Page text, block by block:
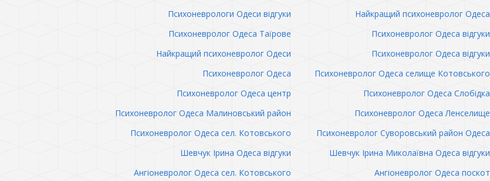
Психоневрологи Одеси відгуки
Найкращий психоневролог Одеса
Психоневролог Одеса Таїрове
Психоневролог Одеса відгуки
Найкращий психоневролог Одеси
Психоневролог Одеса відгуки
Психоневролог Одеса
Психоневролог Одеса селище Котовського
Психоневролог Одеса центр
Психоневролог Одеса Слобідка
Психоневролог Одеса Малиновський район
Психоневролог Одеса Ленселище
Психоневролог Одеса сел. Котовського
Психоневролог Суворовський район Одеса
Шевчук Ірина Одеса відгуки
Шевчук Ірина Миколаївна Одеса відгуки
Ангіоневролог Одеса сел. Котовського
Ангіоневролог Одеса поскот